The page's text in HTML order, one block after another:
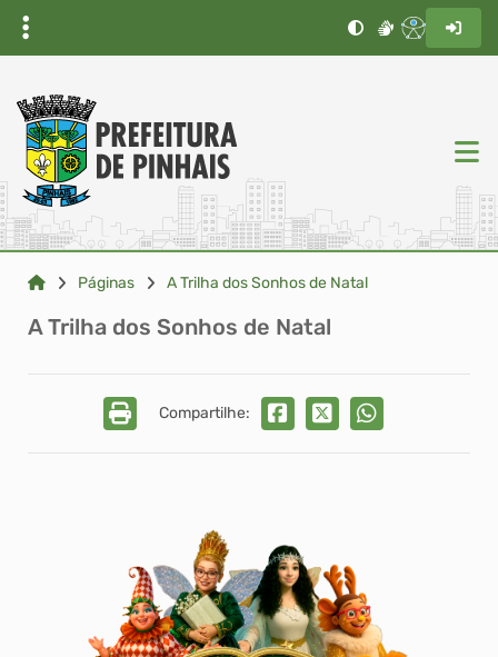
Páginas A Trilha dos Sonhos de Natal
A Trilha dos Sonhos de Natal
Compartilhe: